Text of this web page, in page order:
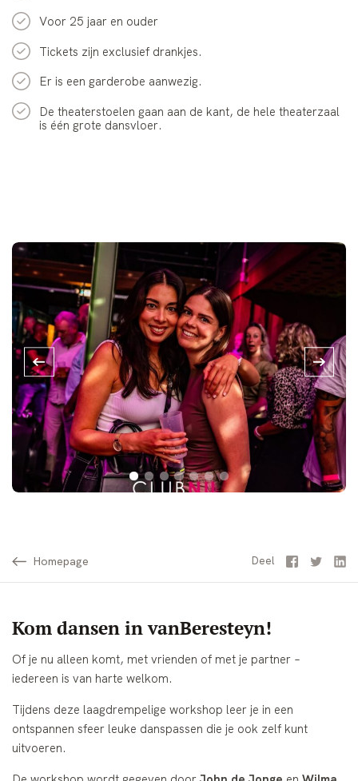
Voor 25 jaar en ouder
Tickets zijn exclusief drankjes.
Er is een garderobe aanwezig.
De theaterstoelen gaan aan de kant, de hele theaterzaal
is één grote dansvloer.
Homepage Deel Facebook
Twitter
Kom dansen in vanBeresteyn!
Of je nu alleen komt, met vrienden of met je partner –
iedereen is van harte welkom.
Tijdens deze laagdrempelige workshop leer je in een
ontspannen sfeer leuke danspassen die je ook zelf kunt
uitvoeren.